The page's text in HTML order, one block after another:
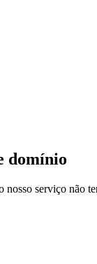
domínio
serviço não